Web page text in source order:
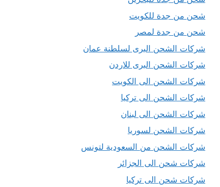
شحن من جدة للكويت
شحن من جدة لمصر
شركات الشحن البرى لسلطنة عمان
شركات الشحن البرى للاردن
شركات الشحن الى الكويت
شركات الشحن الى تركيا
شركات الشحن الى لبنان
شركات الشحن لسوريا
شركات الشحن من السعودية لتونس
شركات شحن الى الجزائر
شركات شحن الى تركيا